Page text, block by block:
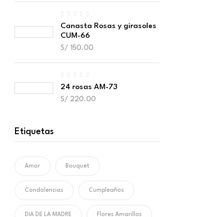
Canasta Rosas y girasoles
CUM-66
S/ 150.00
24 rosas AM-73
S/ 220.00
Etiquetas
Amor Bouquet
Condolencias Cumpleaños
DIA DE LA MADRE Flores Amarillas